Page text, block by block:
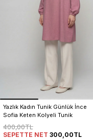
Yazlık Kadın Tunik Günlük İnce
Sofia Keten Kolyeli Tunik
400,00TL
SEPETTE NET 300,00TL